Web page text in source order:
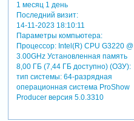
1 месяц 1 день
Последний визит:
14-11-2023 18:10:11
Параметры компьютера:
Процессор: Intel(R) CPU G3220 @
3.00GHz Установленная память
8,00 ГБ (7,44 ГБ доступно) (ОЗУ):
тип системы: 64-разрядная
операционная система ProShow
Producer версия 5.0.3310